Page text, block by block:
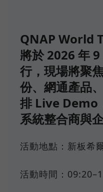
QNAP World
將於 2026 年
行，現場將聚
份、網通產品
排 Live Demo
系統整合商與
活動地點：新板希
活動時間：